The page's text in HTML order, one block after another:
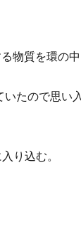
物質を環の
たので思い
り込む。